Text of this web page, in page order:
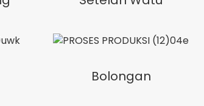
Bolongan